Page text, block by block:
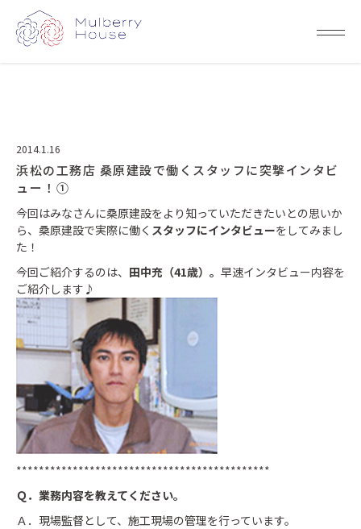
2014.1.16
浜松の工務店 桑原建設で働くスタッフに突撃インタビ
ュー！①
今回はみなさんに桑原建設をより知っていただきたいとの思いか
ら、桑原建設で実際に働く スタッフにインタビューをしてみまし
た！
今回ご紹介するのは、 田中充（41歳）。 早速インタビュー内容を
ご紹介します♪
*********************************************
Ｑ．業務内容を教えてください。
Ａ．現場監督として、施工現場の管理を行っています。